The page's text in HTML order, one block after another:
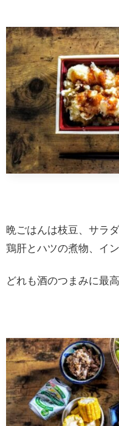
晩ごはんは枝豆、サラ
鶏肝とハツの煮物、イ
どれも酒のつまみに最高